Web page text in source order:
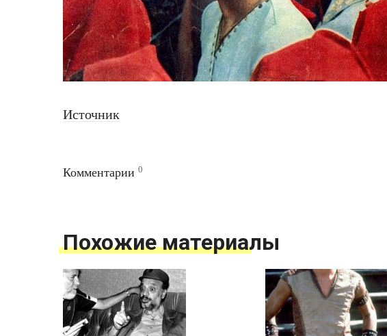
Источник
Комментарии 0
Похожие материалы